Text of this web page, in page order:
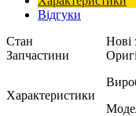
Відгуки
Стан
Нові
Запчастини
Характеристики